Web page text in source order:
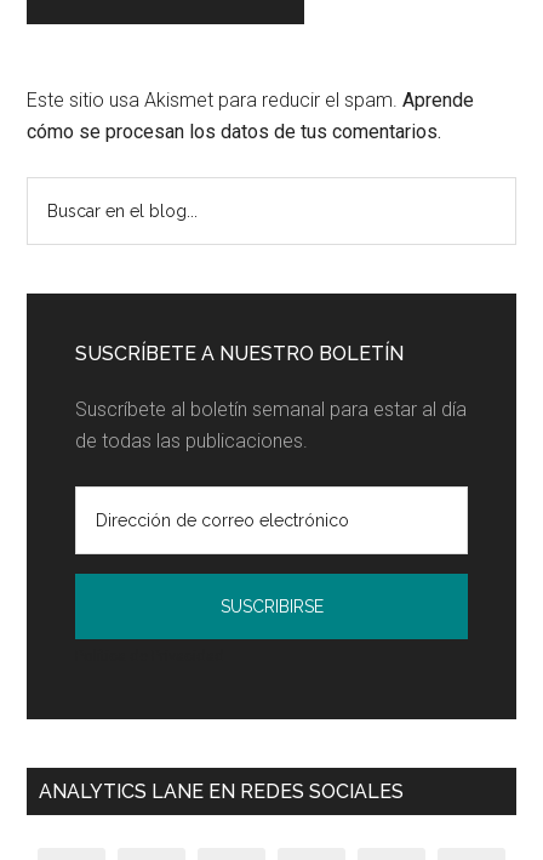
Este sitio usa Akismet para reducir el spam.Aprende
cómo se procesan los datos de tus comentarios.
Barra
lateral
principal
SUSCRÍBETE A NUESTRO BOLETÍN
Suscríbete al boletín semanal para estar al día
de todas las publicaciones.
ANALYTICS LANE EN REDES SOCIALES